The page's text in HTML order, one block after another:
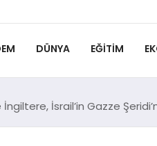
DÜNYA EĞITIM
İsrail’in Gazze